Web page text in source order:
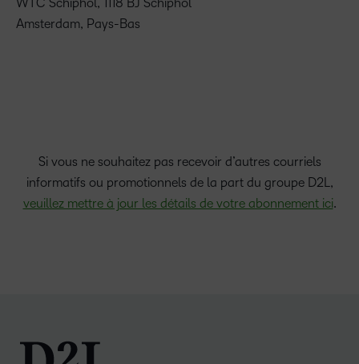
WTC Schiphol, 1118 BJ Schiphol
Amsterdam, Pays-Bas
Si vous ne souhaitez pas recevoir d’autres courriels
informatifs ou promotionnels de la part du groupe D2L,
veuillez mettre à jour les détails de votre abonnement ici.